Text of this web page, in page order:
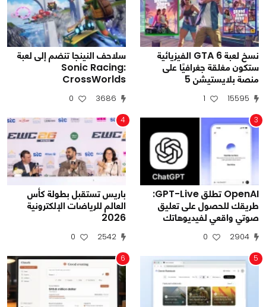
نسخ لعبة GTA 6 الفيزيائية
ستكون مغلقة جغرافيًا على
منصة بلايستيشن 5
15595
1
سلاحف النينجا تنضم إلى لعبة
Sonic Racing:
CrossWorlds
3686
0
3
OpenAI تطلق GPT-Live:
طريقك للحصول على تعليق
صوتي واقعي لفيديوهاتك
2904
0
4
باريس تستقبل بطولة كأس
العالم للرياضات الإلكترونية
2026
2542
0
5
6